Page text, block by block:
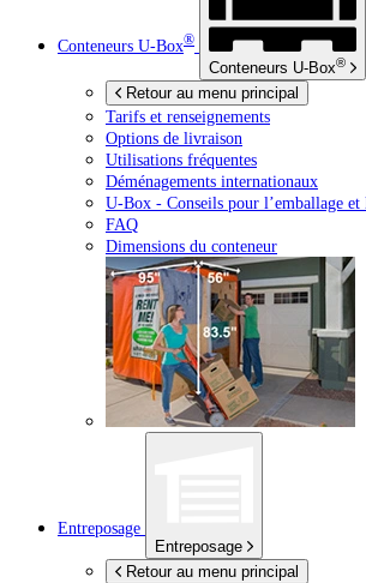
Conteneurs U-Box®
Conteneurs U-Box®
Retour au menu principal
Tarifs et renseignements
Options de livraison
Utilisations fréquentes
Déménagements internationaux
U-Box - Conseils pour l’emballage
FAQ
Dimensions du conteneur
Entreposage
Entreposage
Retour au menu principal